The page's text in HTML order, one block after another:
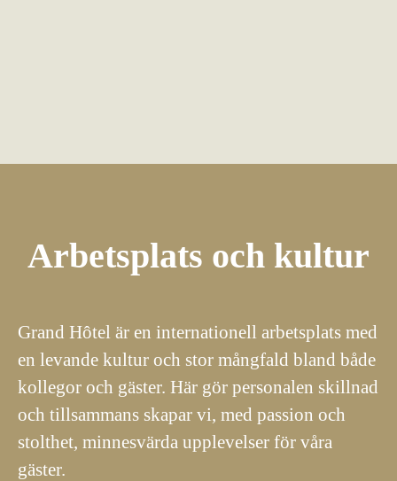
Arbetsplats och kultur
Grand Hôtel är en internationell arbetsplats med
en levande kultur och stor mångfald bland både
kollegor och gäster. Här gör personalen skillnad
och tillsammans skapar vi, med passion och
stolthet, minnesvärda upplevelser för våra
gäster.